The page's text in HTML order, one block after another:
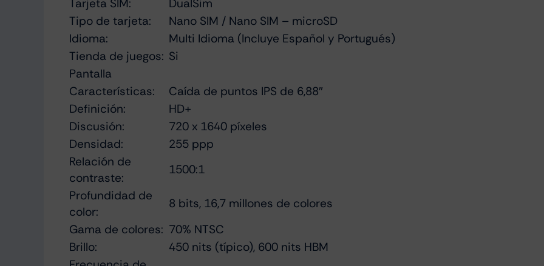
Tarjeta SIM:
DualSim
Tipo de tarjeta:
Nano SIM / Nano SIM – microSD
Idioma:
Multi Idioma (Incluye Español y Portugués)
Tienda de juegos: Si
Pantalla
Características:
Caída de puntos IPS de 6,88″
Definición:
HD+
Discusión:
720 x 1640 píxeles
Densidad:
255 ppp
Relación de
contraste:
1500:1
Profundidad de
color:
8 bits, 16,7 millones de colores
Gama de colores: 70% NTSC
Brillo:
450 nits (típico), 600 nits HBM